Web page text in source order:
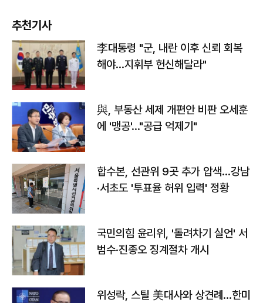
추천기사
李대통령 "군, 내란 이후 신뢰 회복
해야…지휘부 헌신해달라"
與, 부동산 세제 개편안 비판 오세훈
에 '맹공'…"공급 억제기"
합수본, 선관위 9곳 추가 압색…강남
·서초도 '투표율 허위 입력' 정황
국민의힘 윤리위, '돌려차기 실언' 서
범수·진종오 징계절차 개시
위성락, 스틸 美대사와 상견례…한미